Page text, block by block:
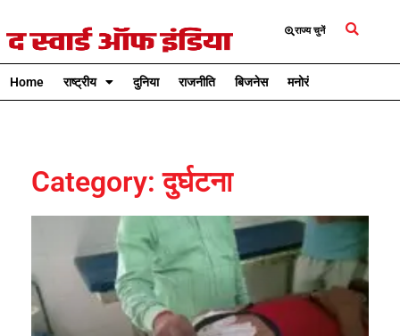
राज्य चुनें
Home राष्ट्रीय दुनिया राजनीति बिजनेस मनोरंजन
Category: दुर्घटना